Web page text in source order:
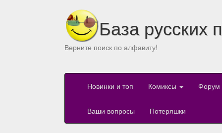
База русских
Верните поиск по алфавиту!
Новинки и топ Комиксы Форум
Ваши вопросы Потеряшки